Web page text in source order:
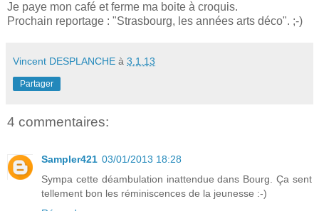
Je paye mon café et ferme ma boite à croquis.
Prochain reportage : "Strasbourg, les années arts déco". ;-)
Vincent DESPLANCHE à 3.1.13
Partager
4 commentaires:
Sampler421 03/01/2013 18:28
Sympa cette déambulation inattendue dans Bourg. Ça sent
tellement bon les réminiscences de la jeunesse :-)